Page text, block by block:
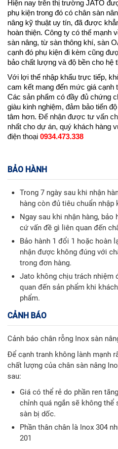
Hiện nay trên thị trường JATO
phụ kiện trong đó có chân sàn
nâng kỹ thuật uy tín, đã được
hoàn thiện. Công ty có thế mạnh
sàn nâng, từ sàn thông khí, sàn
cạnh đó phụ kiện đi kèm cũng
bảo chất lượng và độ bền cho hệ
Với lợi thế nhập khẩu trực tiếp,
cam kết mang đến mức giá cạnh
Các sản phẩm có đầy đủ chứng
giàu kinh nghiệm, đảm bảo tiến
tâm hơn. Để nhận được tư vấn
nhất cho dự án, quý khách hàng
điện thoại 0934.473.338
BẢO HÀNH
Trong 7 ngày sau khi nhận
hàng còn đủ tiêu chuẩn nhập
Ngay sau khi nhận hàng,
cứ vấn đề gì liên quan đến
Bảo hành 1 đổi 1 hoặc hoàn
nhận được không đúng với
trong đơn hàng.
Jato không chịu trách nhiệm
quan đến sản phẩm khi
phẩm.
CẢNH BÁO
Cảnh báo chân rỗng Inox sàn
Để cạnh tranh không lành mạnh
chất lượng của chân sàn nâng
sau:
Giá có thể rẻ do phần ren
chỉnh quá ngắn sẽ không
sàn bị dốc.
Phần thân chân là Inox 304
201